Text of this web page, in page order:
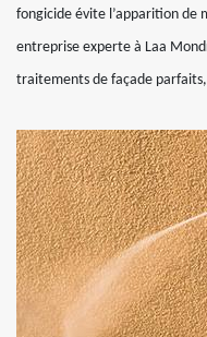
fongicide évite l’apparition de
entreprise experte à Laa
traitements de façade